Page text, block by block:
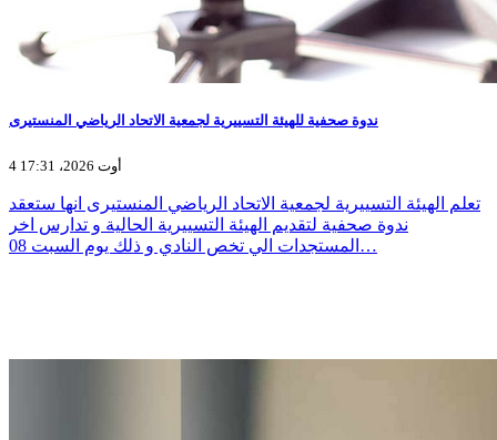
ندوة صحفية للهيئة التسييرية لجمعية الاتحاد الرياضي المنستيرى
4 أوت 2026، 17:31
تعلم الهيئة التسييرية لجمعية الاتحاد الرياضي المنستيرى انها ستعقد
ندوة صحفية لتقديم الهيئة التسييرية الحالية و تدارس اخر
المستجدات الي تخص النادي و ذلك يوم السبت 08…